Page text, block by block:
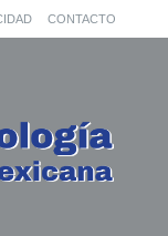
CONTACTO